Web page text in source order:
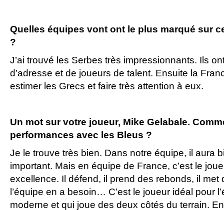
Quelles équipes vont ont le plus marqué sur
?
J’ai trouvé les Serbes très impressionnants. Ils
d’adresse et de joueurs de talent. Ensuite la
estimer les Grecs et faire très attention à eux.
Un mot sur votre joueur, Mike Gelabale.
performances avec les Bleus ?
Je le trouve très bien. Dans notre équipe, il aura
important. Mais en équipe de France, c’est le
excellence. Il défend, il prend des rebonds, il met
l’équipe en a besoin… C’est le joueur idéal pour
moderne et qui joue des deux côtés du terrain.